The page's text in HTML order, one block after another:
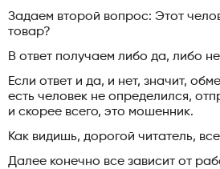
Задаем второй вопрос: Этот
товар?
В ответ получаем либо да, либо
Если ответ и да, и нет, значит,
есть человек не определился,
и скорее всего, это мошенник.
Как видишь, дорогой читатель,
Далее конечно все зависит от